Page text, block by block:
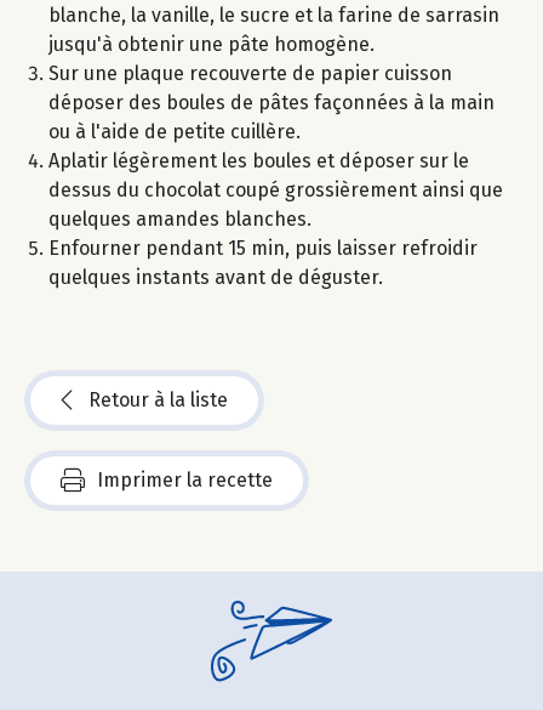
blanche, la vanille, le sucre et la farine de sarrasin
jusqu'à obtenir une pâte homogène.
Sur une plaque recouverte de papier cuisson
déposer des boules de pâtes façonnées à la main
ou à l'aide de petite cuillère.
Aplatir légèrement les boules et déposer sur le
dessus du chocolat coupé grossièrement ainsi que
quelques amandes blanches.
Enfourner pendant 15 min, puis laisser refroidir
quelques instants avant de déguster.
Retour à la liste
Imprimer la recette